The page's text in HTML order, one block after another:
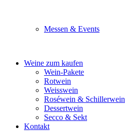
Messen & Events
Weine zum kaufen
Wein-Pakete
Rotwein
Weisswein
Roséwein & Schillerwein
Dessertwein
Secco & Sekt
Kontakt